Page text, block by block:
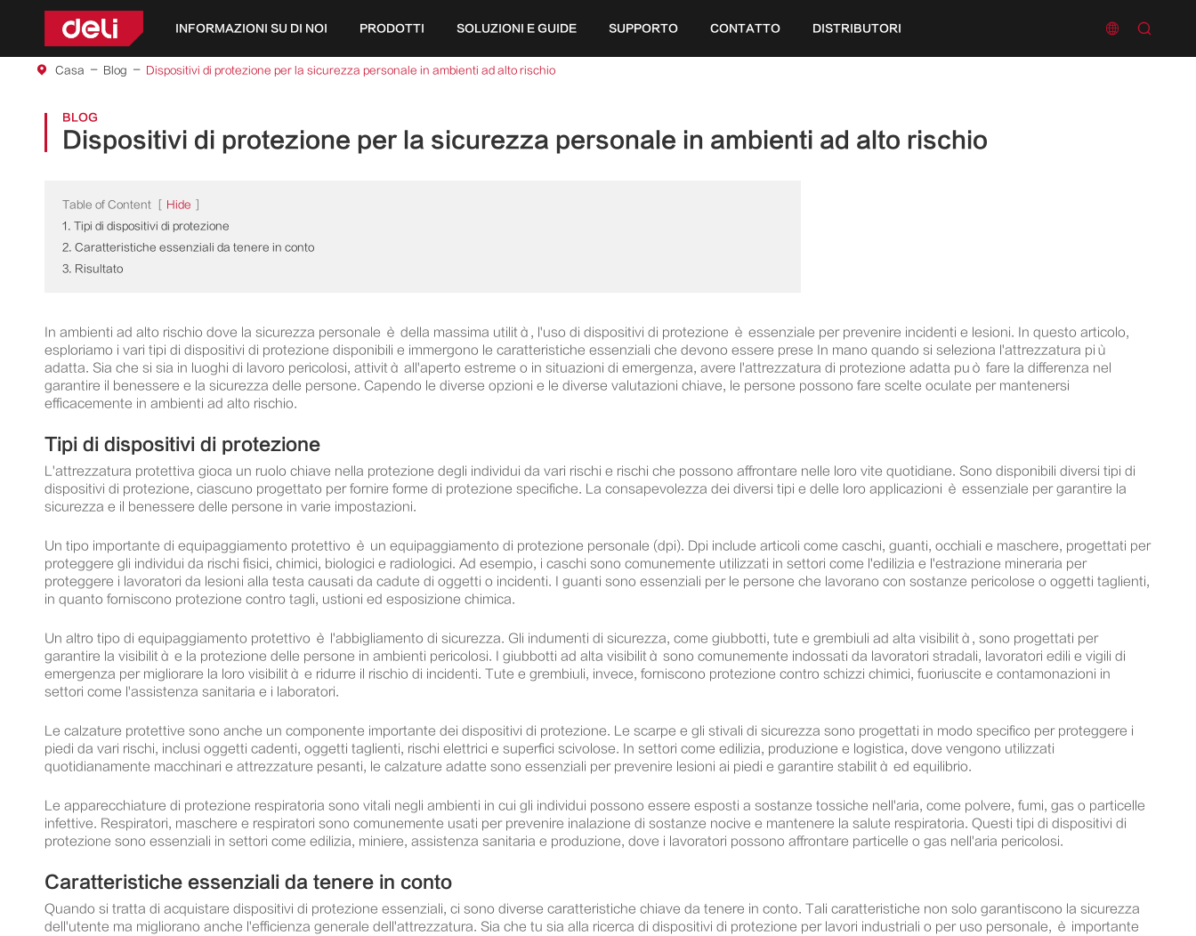
INFORMAZIONI SU DI NOI PRODOTTI SOLUZIONI E GUIDE SUPPORTO CONTATTO DISTRIBUTORI  
Casa Blog Dispositivi di protezione per la sicurezza personale in ambienti ad alto rischio
BLOG
Dispositivi di protezione per la sicurezza personale in ambienti ad alto rischio
Table of Content Hide
1. Tipi di dispositivi di protezione
2. Caratteristiche essenziali da tenere in conto
3. Risultato
In ambienti ad alto rischio dove la sicurezza personale è della massima utilità, l'uso di dispositivi di protezione è essenziale per prevenire incidenti e lesioni. In questo articolo,
esploriamo i vari tipi di dispositivi di protezione disponibili e immergono le caratteristiche essenziali che devono essere prese In mano quando si seleziona l'attrezzatura più
adatta. Sia che si sia in luoghi di lavoro pericolosi, attività all'aperto estreme o in situazioni di emergenza, avere l'attrezzatura di protezione adatta può fare la differenza nel
garantire il benessere e la sicurezza delle persone. Capendo le diverse opzioni e le diverse valutazioni chiave, le persone possono fare scelte oculate per mantenersi
efficacemente in ambienti ad alto rischio.
Tipi di dispositivi di protezione
L'attrezzatura protettiva gioca un ruolo chiave nella protezione degli individui da vari rischi e rischi che possono affrontare nelle loro vite quotidiane. Sono disponibili diversi tipi di
dispositivi di protezione, ciascuno progettato per fornire forme di protezione specifiche. La consapevolezza dei diversi tipi e delle loro applicazioni è essenziale per garantire la
sicurezza e il benessere delle persone in varie impostazioni.
Un tipo importante di equipaggiamento protettivo è un equipaggiamento di protezione personale (dpi). Dpi include articoli come caschi, guanti, occhiali e maschere, progettati per
proteggere gli individui da rischi fisici, chimici, biologici e radiologici. Ad esempio, i caschi sono comunemente utilizzati in settori come l'edilizia e l'estrazione mineraria per
proteggere i lavoratori da lesioni alla testa causati da cadute di oggetti o incidenti. I guanti sono essenziali per le persone che lavorano con sostanze pericolose o oggetti taglienti,
in quanto forniscono protezione contro tagli, ustioni ed esposizione chimica.
Un altro tipo di equipaggiamento protettivo è l'abbigliamento di sicurezza. Gli indumenti di sicurezza, come giubbotti, tute e grembiuli ad alta visibilità, sono progettati per
garantire la visibilità e la protezione delle persone in ambienti pericolosi. I giubbotti ad alta visibilità sono comunemente indossati da lavoratori stradali, lavoratori edili e vigili di
emergenza per migliorare la loro visibilità e ridurre il rischio di incidenti. Tute e grembiuli, invece, forniscono protezione contro schizzi chimici, fuoriuscite e contamonazioni in
settori come l'assistenza sanitaria e i laboratori.
Le calzature protettive sono anche un componente importante dei dispositivi di protezione. Le scarpe e gli stivali di sicurezza sono progettati in modo specifico per proteggere i
piedi da vari rischi, inclusi oggetti cadenti, oggetti taglienti, rischi elettrici e superfici scivolose. In settori come edilizia, produzione e logistica, dove vengono utilizzati
quotidianamente macchinari e attrezzature pesanti, le calzature adatte sono essenziali per prevenire lesioni ai piedi e garantire stabilità ed equilibrio.
Le apparecchiature di protezione respiratoria sono vitali negli ambienti in cui gli individui possono essere esposti a sostanze tossiche nell'aria, come polvere, fumi, gas o particelle
infettive. Respiratori, maschere e respiratori sono comunemente usati per prevenire inalazione di sostanze nocive e mantenere la salute respiratoria. Questi tipi di dispositivi di
protezione sono essenziali in settori come edilizia, miniere, assistenza sanitaria e produzione, dove i lavoratori possono affrontare particelle o gas nell'aria pericolosi.
Caratteristiche essenziali da tenere in conto
Quando si tratta di acquistare dispositivi di protezione essenziali, ci sono diverse caratteristiche chiave da tenere in conto. Tali caratteristiche non solo garantiscono la sicurezza
dell'utente ma migliorano anche l'efficienza generale dell'attrezzatura. Sia che tu sia alla ricerca di dispositivi di protezione per lavori industriali o per uso personale, è importante